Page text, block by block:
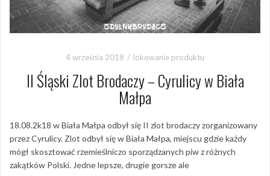
4 września 2018 lokowanie produktu
II Śląski Zlot Brodaczy – Cyrulicy w Biała
Małpa
18.08.2k18 w Biała Małpa odbył się II zlot brodaczy zorganizowany
przez Cyrulicy. Zlot odbył się w Biała Małpa, miejscu gdzie każdy
mógł skosztować rzemieślniczo sporządzanych piw z różnych
zakątków Polski. Jedne lepsze, drugie gorsze ale